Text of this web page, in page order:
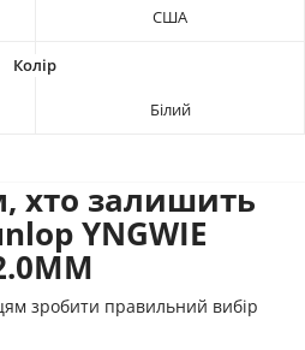
США
Білий
хто залишить
YNGWIE
зробити правильний вибір